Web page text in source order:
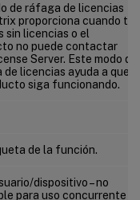
de ráfaga de licencias
proporciona cuando te
sin licencias o el
no puede contactar
Server. Este modo de
licencias ayuda a que
siga funcionando.
de la función.
dispositivo – no
para uso concurrente